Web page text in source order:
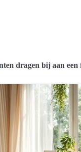
dragen bij aan een